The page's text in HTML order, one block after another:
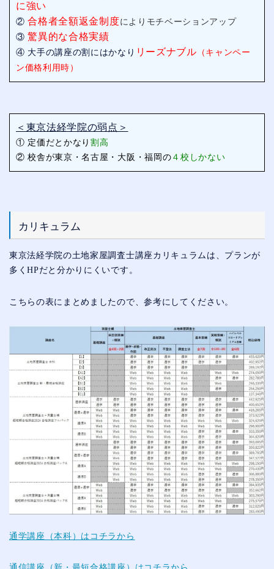
に強い
②合格者全額返金制度によりモチベーションアップ
③驚異的な合格実績
④ 大手の講座の割にはかなり リーズナブル （キャンペー
ン価格利用時）
＜東京法経学院の弱点＞
① 定価だとかなり割高
② 校舎が東京・名古屋・大阪・福岡の ４校しかない
カリキュラム
東京法経学院の土地家屋調査士講座カリキュラムは、プランが
多くHPだと分かりにくいです。
こちらの表にまとめましたので、参考にしてください。
通学講座（本科）はコチラから